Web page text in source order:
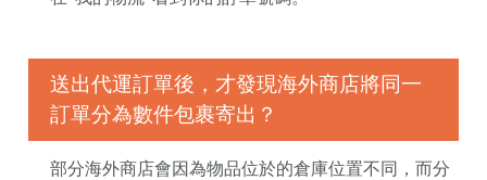
送出代運訂單後，才發現海外商店將同一
訂單分為數件包裹寄出？
部分海外商店會因為物品位於的倉庫位置不同，而分